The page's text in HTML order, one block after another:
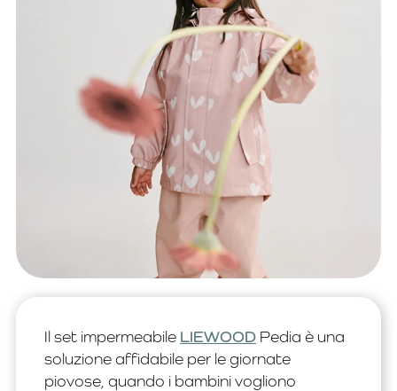
Il set impermeabile LIEWOOD Pedia è una
soluzione affidabile per le giornate
piovose, quando i bambini vogliono